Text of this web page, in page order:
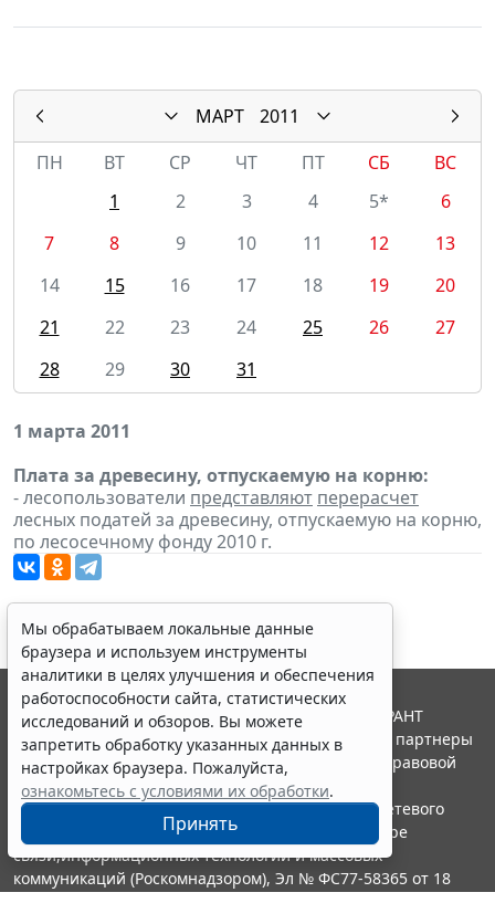
МАРТ
2011
ПН
ВТ СР ЧТ ПТ СБ
ВС
1
2 3 4 5*
6
7
8 9 10 11 12
13
14
15 16 17 18 19
20
21
22 23 24 25 26
27
28
29 30 31
1 марта 2011
Плата за древесину, отпускаемую на корню:
- лесопользователи представляют перерасчет
лесных податей за древесину, отпускаемую на корню,
по лесосечному фонду 2010 г.
Мы обрабатываем локальные данные
браузера и используем инструменты
аналитики в целях улучшения и обеспечения
работоспособности сайта, статистических
исследований и обзоров. Вы можете
запретить обработку указанных данных в
настройках браузера. Пожалуйста,
ознакомьтесь с условиями их обработки.
Принять
© ООО "НПП "ГАРАНТ-СЕРВИС", 2026. Система ГАРАНТ
выпускается с 1990 года. Компания "Гарант" и ее партнеры
являются участниками Российской ассоциации правовой
информации ГАРАНТ.
Портал ГАРАНТ.РУ зарегистрирован в качестве сетевого
издания Федеральной службой по надзору в сфере
связи,информационных технологий и массовых
коммуникаций (Роскомнадзором), Эл № ФС77-58365 от 18